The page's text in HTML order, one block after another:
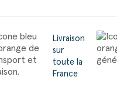
Livraison
sur
toute la
France